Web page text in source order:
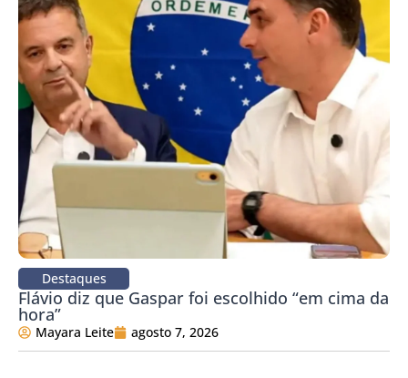
Destaques
Flávio diz que Gaspar foi escolhido “em cima da
hora”
Mayara Leite agosto 7, 2026